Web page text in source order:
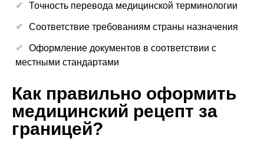
Точность перевода медицинской терминологии
Соответствие требованиям страны назначения
Оформление документов в соответствии с
местными стандартами
Как правильно оформить
медицинский рецепт за
границей?